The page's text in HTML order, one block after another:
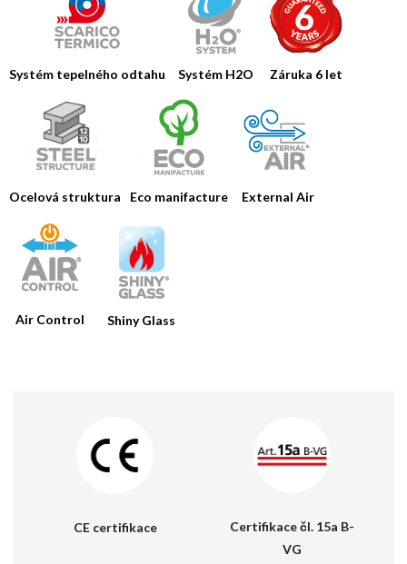
KATALOGY
Systém tepelného odtahu Systém H2O Záruka 6 let
Ocelová struktura Eco manifacture External Air
Air Control Shiny Glass
CE certifikace
Certifikace čl. 15a B-
VG